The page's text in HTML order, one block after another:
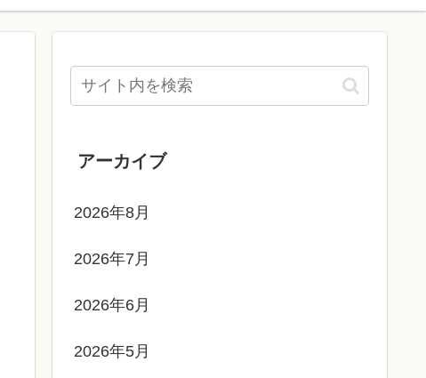
アーカイブ
2026年8月
2026年7月
2026年6月
2026年5月